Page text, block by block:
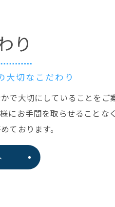
り
大切なこだわり
で大切にしていることをご
にお手間を取らせることな
ております。